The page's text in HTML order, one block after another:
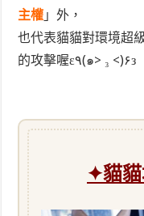
主權 」外，
也代表貓貓對環境超
的攻擊喔ε٩(๑> ₃ <)۶з
✦貓貓